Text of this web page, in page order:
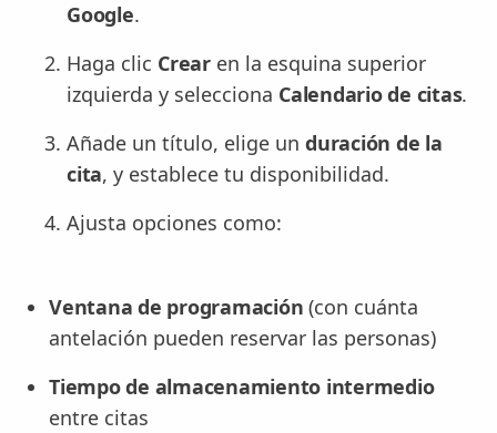
Google.
Haga clic Crearen la esquina superior
izquierda y selecciona Calendario de citas.
Añade un título, elige un duración de la
cita, y establece tu disponibilidad.
Ajusta opciones como:
Ventana de programación (con cuánta
antelación pueden reservar las personas)
Tiempo de almacenamiento intermedio
entre citas